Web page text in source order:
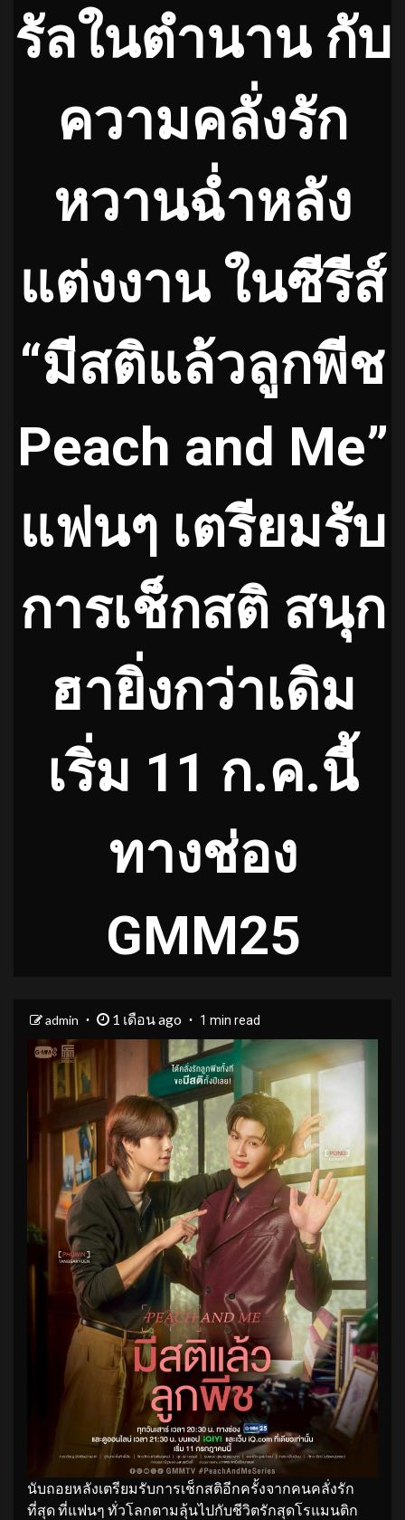
รัลในตำนาน กับ
ความคลั่งรัก
หวานฉ่ำหลัง
แต่งงาน ในซีรีส์
“มีสติแล้วลูกพีช
Peach and Me”
แฟนๆ เตรียมรับ
การเช็กสติ สนุก
ฮายิ่งกว่าเดิม
เริ่ม 11 ก.ค.นี้
ทางช่อง
GMM25
admin 1 เดือน ago 1 min read
นับถอยหลังเตรียมรับการเช็กสติอีกครั้งจากคนคลั่งรัก
ที่สุด ที่แฟนๆ ทั่วโลกตามลุ้นไปกับชีวิตรักสุดโรแมนติก